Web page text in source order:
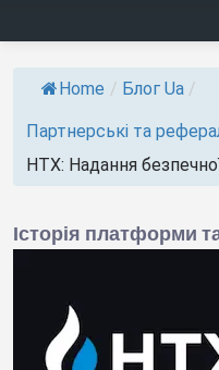
Home / Блог Ua /
Партнерські та
HTX: Надання
Історія платформи